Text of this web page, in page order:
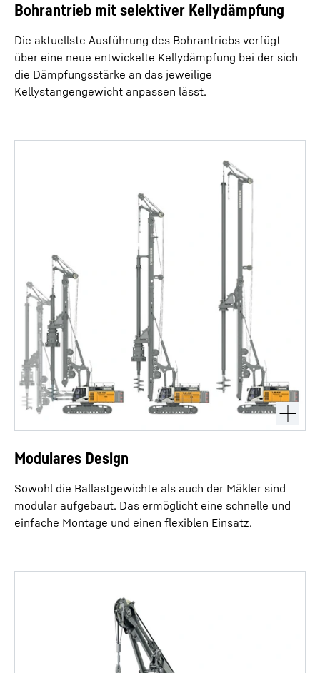
Bohrantrieb mit selektiver Kellydämpfung
Die aktuellste Ausführung des Bohrantriebs verfügt
über eine neue entwickelte Kellydämpfung bei der sich
die Dämpfungsstärke an das jeweilige
Kellystangengewicht anpassen lässt.
Modulares Design
Sowohl die Ballastgewichte als auch der Mäkler sind
modular aufgebaut. Das ermöglicht eine schnelle und
einfache Montage und einen flexiblen Einsatz.